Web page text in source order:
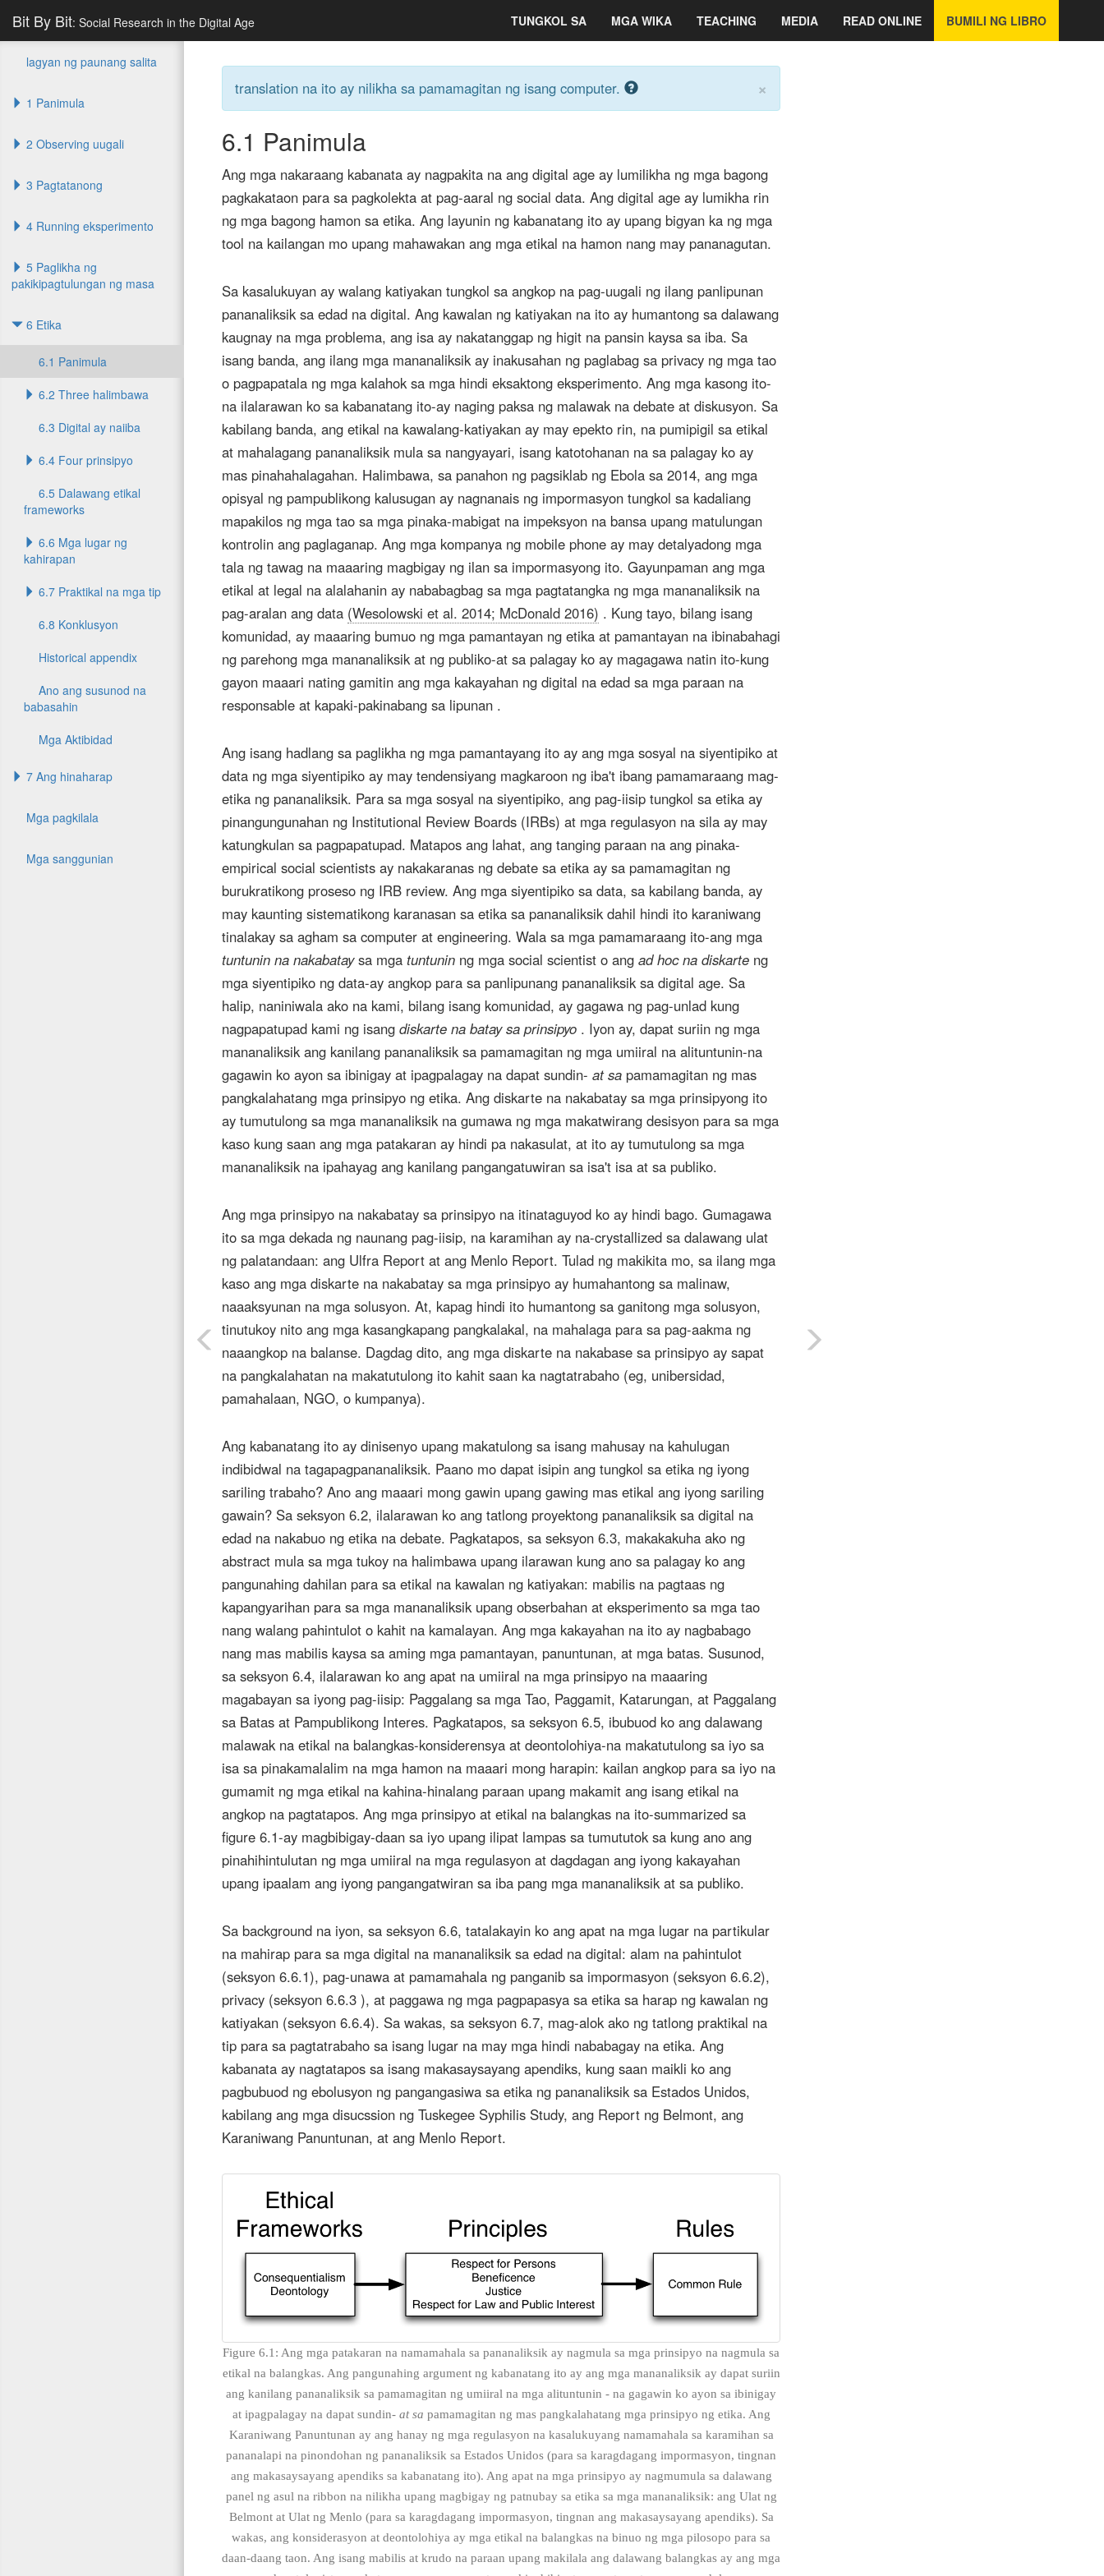
Bit By Bit: Social Research in the Digital Age TUNGKOL SA MGA WIKA TEACHING MEDIA READ ONLINE BUMILI NG LIBRO
lagyan ng paunang salita
1 Panimula
2 Observing uugali
3 Pagtatanong
4 Running eksperimento
5 Paglikha ng
pakikipagtulungan ng masa
6 Etika
6.1 Panimula
6.2 Three halimbawa
6.3 Digital ay naiiba
6.4 Four prinsipyo
6.5 Dalawang etikal
frameworks
6.6 Mga lugar ng
kahirapan
6.7 Praktikal na mga tip
6.8 Konklusyon
Historical appendix
Ano ang susunod na
babasahin
Mga Aktibidad
7 Ang hinaharap
Mga pagkilala
Mga sanggunian
translation na ito ay nilikha sa pamamagitan ng isang computer. ×
6.1 Panimula
Ang mga nakaraang kabanata ay nagpakita na ang digital age ay lumilikha ng mga bagong
pagkakataon para sa pagkolekta at pag-aaral ng social data. Ang digital age ay lumikha rin
ng mga bagong hamon sa etika. Ang layunin ng kabanatang ito ay upang bigyan ka ng mga
tool na kailangan mo upang mahawakan ang mga etikal na hamon nang may pananagutan.
Sa kasalukuyan ay walang katiyakan tungkol sa angkop na pag-uugali ng ilang panlipunan
pananaliksik sa edad na digital. Ang kawalan ng katiyakan na ito ay humantong sa dalawang
kaugnay na mga problema, ang isa ay nakatanggap ng higit na pansin kaysa sa iba. Sa
isang banda, ang ilang mga mananaliksik ay inakusahan ng paglabag sa privacy ng mga tao
o pagpapatala ng mga kalahok sa mga hindi eksaktong eksperimento. Ang mga kasong ito-
na ilalarawan ko sa kabanatang ito-ay naging paksa ng malawak na debate at diskusyon. Sa
kabilang banda, ang etikal na kawalang-katiyakan ay may epekto rin, na pumipigil sa etikal
at mahalagang pananaliksik mula sa nangyayari, isang katotohanan na sa palagay ko ay
mas pinahahalagahan. Halimbawa, sa panahon ng pagsiklab ng Ebola sa 2014, ang mga
opisyal ng pampublikong kalusugan ay nagnanais ng impormasyon tungkol sa kadaliang
mapakilos ng mga tao sa mga pinaka-mabigat na impeksyon na bansa upang matulungan
kontrolin ang paglaganap. Ang mga kompanya ng mobile phone ay may detalyadong mga
tala ng tawag na maaaring magbigay ng ilan sa impormasyong ito. Gayunpaman ang mga
etikal at legal na alalahanin ay nababagbag sa mga pagtatangka ng mga mananaliksik na
pag-aralan ang data (Wesolowski et al. 2014; McDonald 2016) . Kung tayo, bilang isang
komunidad, ay maaaring bumuo ng mga pamantayan ng etika at pamantayan na ibinabahagi
ng parehong mga mananaliksik at ng publiko-at sa palagay ko ay magagawa natin ito-kung
gayon maaari nating gamitin ang mga kakayahan ng digital na edad sa mga paraan na
responsable at kapaki-pakinabang sa lipunan .
Ang isang hadlang sa paglikha ng mga pamantayang ito ay ang mga sosyal na siyentipiko at
data ng mga siyentipiko ay may tendensiyang magkaroon ng iba't ibang pamamaraang mag-
etika ng pananaliksik. Para sa mga sosyal na siyentipiko, ang pag-iisip tungkol sa etika ay
pinangungunahan ng Institutional Review Boards (IRBs) at mga regulasyon na sila ay may
katungkulan sa pagpapatupad. Matapos ang lahat, ang tanging paraan na ang pinaka-
empirical social scientists ay nakakaranas ng debate sa etika ay sa pamamagitan ng
burukratikong proseso ng IRB review. Ang mga siyentipiko sa data, sa kabilang banda, ay
may kaunting sistematikong karanasan sa etika sa pananaliksik dahil hindi ito karaniwang
tinalakay sa agham sa computer at engineering. Wala sa mga pamamaraang ito-ang mga
tuntunin na nakabataysa mga tuntunin ng mga social scientist o ang ad hoc na diskarte ng
mga siyentipiko ng data-ay angkop para sa panlipunang pananaliksik sa digital age. Sa
halip, naniniwala ako na kami, bilang isang komunidad, ay gagawa ng pag-unlad kung
nagpapatupad kami ng isang diskarte na batay sa prinsipyo . Iyon ay, dapat suriin ng mga
mananaliksik ang kanilang pananaliksik sa pamamagitan ng mga umiiral na alituntunin-na
gagawin ko ayon sa ibinigay at ipagpalagay na dapat sundin- at sa pamamagitan ng mas
pangkalahatang mga prinsipyo ng etika. Ang diskarte na nakabatay sa mga prinsipyong ito
ay tumutulong sa mga mananaliksik na gumawa ng mga makatwirang desisyon para sa mga
kaso kung saan ang mga patakaran ay hindi pa nakasulat, at ito ay tumutulong sa mga
mananaliksik na ipahayag ang kanilang pangangatuwiran sa isa't isa at sa publiko.
Ang mga prinsipyo na nakabatay sa prinsipyo na itinataguyod ko ay hindi bago. Gumagawa
ito sa mga dekada ng naunang pag-iisip, na karamihan ay na-crystallized sa dalawang ulat
ng palatandaan: ang Ulfra Report at ang Menlo Report. Tulad ng makikita mo, sa ilang mga
kaso ang mga diskarte na nakabatay sa mga prinsipyo ay humahantong sa malinaw,
naaaksyunan na mga solusyon. At, kapag hindi ito humantong sa ganitong mga solusyon,
tinutukoy nito ang mga kasangkapang pangkalakal, na mahalaga para sa pag-aakma ng
naaangkop na balanse. Dagdag dito, ang mga diskarte na nakabase sa prinsipyo ay sapat
na pangkalahatan na makatutulong ito kahit saan ka nagtatrabaho (eg, unibersidad,
pamahalaan, NGO, o kumpanya).
Ang kabanatang ito ay dinisenyo upang makatulong sa isang mahusay na kahulugan
indibidwal na tagapagpananaliksik. Paano mo dapat isipin ang tungkol sa etika ng iyong
sariling trabaho? Ano ang maaari mong gawin upang gawing mas etikal ang iyong sariling
gawain? Sa seksyon 6.2, ilalarawan ko ang tatlong proyektong pananaliksik sa digital na
edad na nakabuo ng etika na debate. Pagkatapos, sa seksyon 6.3, makakakuha ako ng
abstract mula sa mga tukoy na halimbawa upang ilarawan kung ano sa palagay ko ang
pangunahing dahilan para sa etikal na kawalan ng katiyakan: mabilis na pagtaas ng
kapangyarihan para sa mga mananaliksik upang obserbahan at eksperimento sa mga tao
nang walang pahintulot o kahit na kamalayan. Ang mga kakayahan na ito ay nagbabago
nang mas mabilis kaysa sa aming mga pamantayan, panuntunan, at mga batas. Susunod,
sa seksyon 6.4, ilalarawan ko ang apat na umiiral na mga prinsipyo na maaaring
magabayan sa iyong pag-iisip: Paggalang sa mga Tao, Paggamit, Katarungan, at Paggalang
sa Batas at Pampublikong Interes. Pagkatapos, sa seksyon 6.5, ibubuod ko ang dalawang
malawak na etikal na balangkas-konsiderensya at deontolohiya-na makatutulong sa iyo sa
isa sa pinakamalalim na mga hamon na maaari mong harapin: kailan angkop para sa iyo na
gumamit ng mga etikal na kahina-hinalang paraan upang makamit ang isang etikal na
angkop na pagtatapos. Ang mga prinsipyo at etikal na balangkas na ito-summarized sa
figure 6.1-ay magbibigay-daan sa iyo upang ilipat lampas sa tumututok sa kung ano ang
pinahihintulutan ng mga umiiral na mga regulasyon at dagdagan ang iyong kakayahan
upang ipaalam ang iyong pangangatwiran sa iba pang mga mananaliksik at sa publiko.
Sa background na iyon, sa seksyon 6.6, tatalakayin ko ang apat na mga lugar na partikular
na mahirap para sa mga digital na mananaliksik sa edad na digital: alam na pahintulot
(seksyon 6.6.1), pag-unawa at pamamahala ng panganib sa impormasyon (seksyon 6.6.2),
privacy (seksyon 6.6.3 ), at paggawa ng mga pagpapasya sa etika sa harap ng kawalan ng
katiyakan (seksyon 6.6.4). Sa wakas, sa seksyon 6.7, mag-alok ako ng tatlong praktikal na
tip para sa pagtatrabaho sa isang lugar na may mga hindi nababagay na etika. Ang
kabanata ay nagtatapos sa isang makasaysayang apendiks, kung saan maikli ko ang
pagbubuod ng ebolusyon ng pangangasiwa sa etika ng pananaliksik sa Estados Unidos,
kabilang ang mga disucssion ng Tuskegee Syphilis Study, ang Report ng Belmont, ang
Karaniwang Panuntunan, at ang Menlo Report.
Figure 6.1: Ang mga patakaran na namamahala sa pananaliksik ay nagmula sa mga prinsipyo na nagmula sa
etikal na balangkas. Ang pangunahing argument ng kabanatang ito ay ang mga mananaliksik ay dapat suriin
ang kanilang pananaliksik sa pamamagitan ng umiiral na mga alituntunin - na gagawin ko ayon sa ibinigay
at ipagpalagay na dapat sundin- at sa pamamagitan ng mas pangkalahatang mga prinsipyo ng etika. Ang
Karaniwang Panuntunan ay ang hanay ng mga regulasyon na kasalukuyang namamahala sa karamihan sa
pananalapi na pinondohan ng pananaliksik sa Estados Unidos (para sa karagdagang impormasyon, tingnan
ang makasaysayang apendiks sa kabanatang ito). Ang apat na mga prinsipyo ay nagmumula sa dalawang
panel ng asul na ribbon na nilikha upang magbigay ng patnubay sa etika sa mga mananaliksik: ang Ulat ng
Belmont at Ulat ng Menlo (para sa karagdagang impormasyon, tingnan ang makasaysayang apendiks). Sa
wakas, ang konsiderasyon at deontolohiya ay mga etikal na balangkas na binuo ng mga pilosopo para sa
daan-daang taon. Ang isang mabilis at krudo na paraan upang makilala ang dalawang balangkas ay ang mga